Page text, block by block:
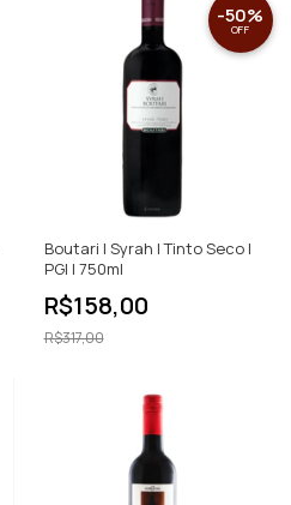
Boutari | Syrah | Tinto Seco |
PGI | 750ml
R$158,00
-50%
OFF
R$317,00